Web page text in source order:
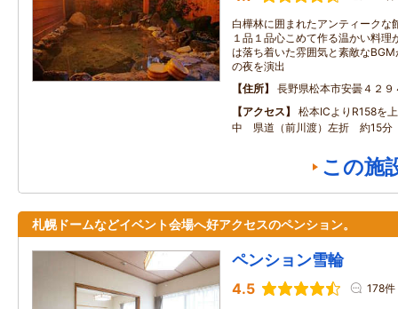
白樺林に囲まれたアンティークな
１品１品心こめて作る温かい料理
は落ち着いた雰囲気と素敵な
の夜を演出
住所
長野県松本市安曇４２９
アクセス
松本ICよりR158を
中 県道（前川渡）左折 約15分
この施
札幌ドームなどイベント会場へ好アクセスのペンション。
ペンション雪輪
4.5 178件